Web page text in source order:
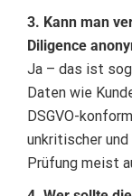
3. Kann man
Diligence
Ja – das ist
Daten wie
DSGVO-
unkritischer
Prüfung meist